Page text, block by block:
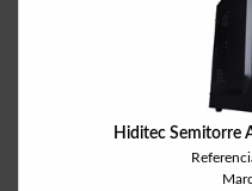
Hiditec Semitorre